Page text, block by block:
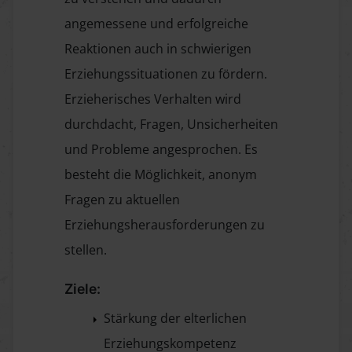
angemessene und erfolgreiche
Reaktionen auch in schwierigen
Erziehungssituationen zu fördern.
Erzieherisches Verhalten wird
durchdacht, Fragen, Unsicherheiten
und Probleme angesprochen. Es
besteht die Möglichkeit, anonym
Fragen zu aktuellen
Erziehungsherausforderungen zu
stellen.
Ziele:
Stärkung der elterlichen
Erziehungskompetenz